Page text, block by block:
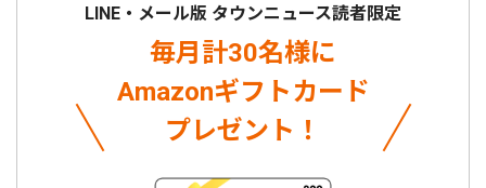
LINE・メール版 タウンニュース読者限定
毎月計30名様に
Amazonギフトカード
プレゼント！